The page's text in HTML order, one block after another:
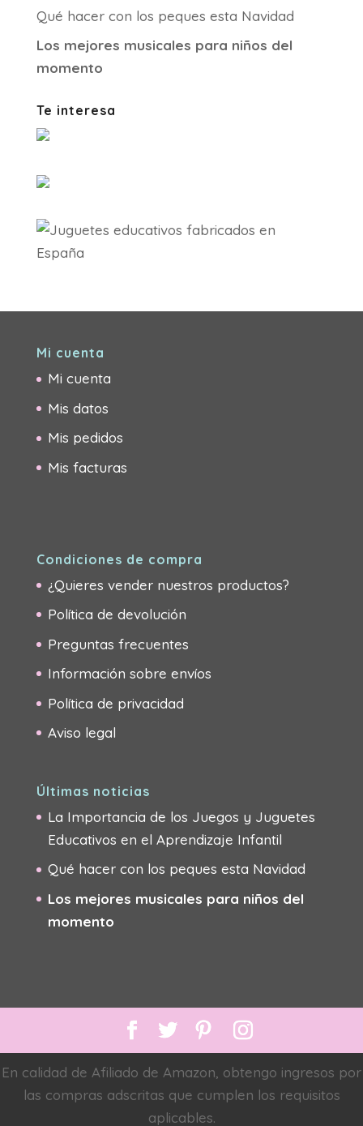
Qué hacer con los peques esta Navidad
Los mejores musicales para niños del
momento
Te interesa
Mi cuenta
Mi cuenta
Mis datos
Mis pedidos
Mis facturas
Condiciones de compra
¿Quieres vender nuestros productos?
Política de devolución
Preguntas frecuentes
Información sobre envíos
Política de privacidad
Aviso legal
Últimas noticias
La Importancia de los Juegos y Juguetes
Educativos en el Aprendizaje Infantil
Qué hacer con los peques esta Navidad
Los mejores musicales para niños del
momento
En calidad de Afiliado de Amazon, obtengo ingresos por
las compras adscritas que cumplen los requisitos
aplicables.